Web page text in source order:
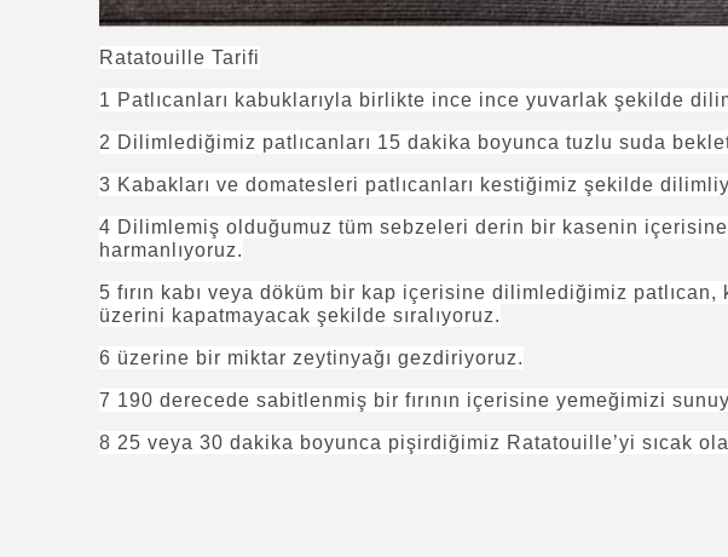
Ratatouille Tarifi
1 Patlıcanları kabuklarıyla birlikte ince ince yuvarlak şekilde
2 Dilimlediğimiz patlıcanları 15 dakika boyunca tuzlu suda
3 Kabakları ve domatesleri patlıcanları kestiğimiz şekilde
4 Dilimlemiş olduğumuz tüm sebzeleri derin bir kasenin
harmanlıyoruz.
5 fırın kabı veya döküm bir kap içerisine dilimlediğimiz
üzerini kapatmayacak şekilde sıralıyoruz.
6 üzerine bir miktar zeytinyağı gezdiriyoruz.
7 190 derecede sabitlenmiş bir fırının içerisine yemeğimizi
8 25 veya 30 dakika boyunca pişirdiğimiz Ratatouille’yi sıcak